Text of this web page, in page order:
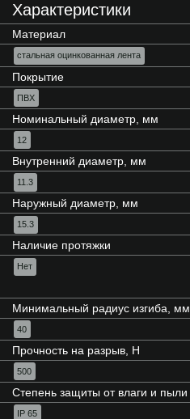
Характеристики
Материал
стальная оцинкованная лента
Покрытие
ПВХ
Номинальный диаметр, мм
12
Внутренний диаметр, мм
11.3
Наружный диаметр, мм
15.3
Наличие протяжки
Нет
Минимальный радиус изгиба, мм
40
Прочность на разрыв, Н
500
Степень защиты от влаги и пыли
IP 65